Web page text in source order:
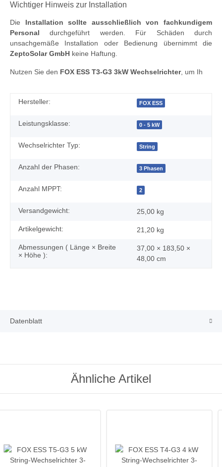
Wichtiger Hinweis zur Installation
Die Installation sollte ausschließlich von fachkundigem
Personal durchgeführt werden. Für Schäden durch
unsachgemäße Installation oder Bedienung übernimmt die
ZeptoSolar GmbH keine Haftung.
Nutzen Sie den FOX ESS T3-G3 3kW Wechselrichter, um Ih
Hersteller: FOX ESS
Leistungsklasse: 0 - 5 kW
Wechselrichter Typ: String
Anzahl der Phasen: 3 Phasen
Anzahl MPPT: 2
Versandgewicht: 25,00 kg
Artikelgewicht: 21,20 kg
Abmessungen ( Länge × Breite
× Höhe ):
37,00 × 183,50 ×
48,00 cm
Datenblatt
Ähnliche Artikel